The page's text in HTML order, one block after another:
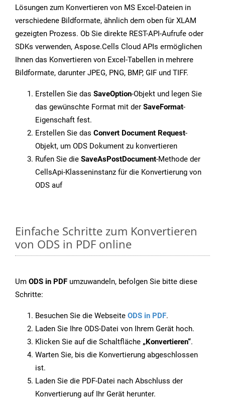
Lösungen zum Konvertieren von MS Excel-Dateien in
verschiedene Bildformate, ähnlich dem oben für XLAM
gezeigten Prozess. Ob Sie direkte REST-API-Aufrufe oder
SDKs verwenden, Aspose.Cells Cloud APIs ermöglichen
Ihnen das Konvertieren von Excel-Tabellen in mehrere
Bildformate, darunter JPEG, PNG, BMP, GIF und TIFF.
Erstellen Sie das SaveOption-Objekt und legen Sie
das gewünschte Format mit der SaveFormat-
Eigenschaft fest.
Erstellen Sie das Convert Document Request-
Objekt, um ODS Dokument zu konvertieren
Rufen Sie die SaveAsPostDocument-Methode der
CellsApi-Klasseninstanz für die Konvertierung von
ODS auf
Einfache Schritte zum Konvertieren
von ODS in PDF online
Um ODS in PDF umzuwandeln, befolgen Sie bitte diese
Schritte:
Besuchen Sie die Webseite ODS in PDF.
Laden Sie Ihre ODS-Datei von Ihrem Gerät hoch.
Klicken Sie auf die Schaltfläche „Konvertieren“.
Warten Sie, bis die Konvertierung abgeschlossen
ist.
Laden Sie die PDF-Datei nach Abschluss der
Konvertierung auf Ihr Gerät herunter.